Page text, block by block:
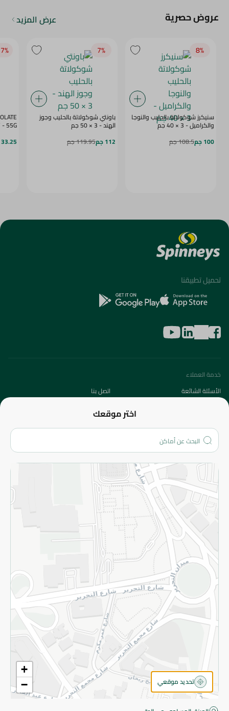
عروض حصرية عرض المزيد
8‎%‎
سنيكرز شوكولاتة بالحليب والنوجا
والكراميل - 3 × 40 جم
100 جم
108.5 جم
7‎%‎
باونتي شوكولاتة بالحليب وجوز
الهند - 3 × 50 جم
112 جم
119.95 جم
BERRY - 55G
33.25 جم
اختر موقعك
+
−
تحديد موقعي
تحميل تطبيقنا
خدمة العملاء
الأسئلة الشائعة
اتصل بنا
من نحن؟
الفروع
المزيد
الاسترجاع
سياسة الاستخدام
سياسة الخصوصية
قم بالتسجيل للنشرة
©2026 - Spinneys | جميع الحقوق محفوظة
اقتربت! أضف 100 جنيه للمتابعة إلى الدفع.